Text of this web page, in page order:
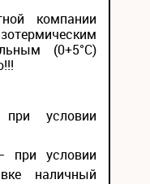
компании
(0+5°С)
условии
при условии
наличный